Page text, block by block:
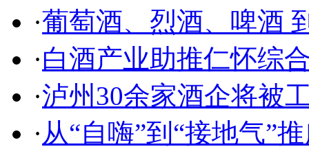
·葡萄酒、烈酒、啤酒
·白酒产业助推仁怀综
·泸州30余家酒企将被
·从“自嗨”到“接地气”